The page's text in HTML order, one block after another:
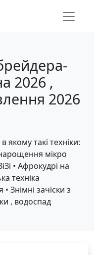
2026 ,
2026
якому такі техніки:
мікро
• Афрокудрі на
техніка
Знімні зачіски з
, водоспад